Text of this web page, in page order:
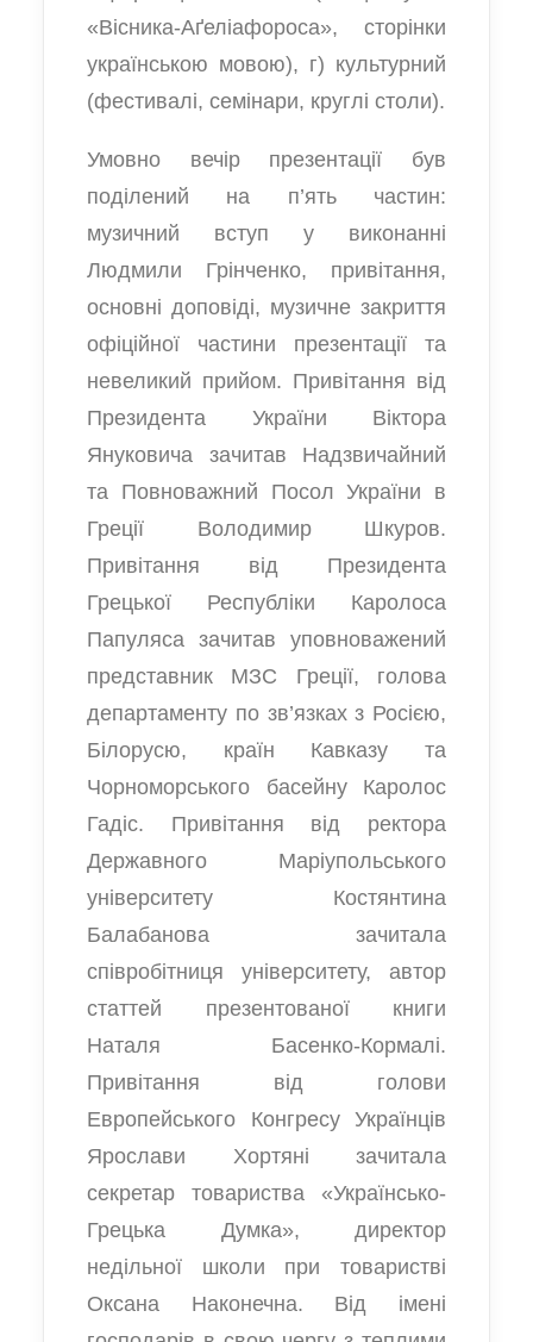
«Вісника-Аґеліафороса», сторінки
українською мовою), г) культурний
(фестивалі, семінари, круглі столи).
Умовно вечір презентації був
поділений на п’ять частин:
музичний вступ у виконанні
Людмили Грінченко, привітання,
основні доповіді, музичне закриття
офіційної частини презентації та
невеликий прийом. Привітання від
Президента України Віктора
Януковича зачитав Надзвичайний
та Повноважний Посол України в
Греції Володимир Шкуров.
Привітання від Президента
Грецької Республіки Каролоса
Папуляса зачитав уповноважений
представник МЗС Греції, голова
департаменту по зв’язках з Росією,
Білорусю, країн Кавказу та
Чорноморського басейну Каролос
Гадіс. Привітання від ректора
Державного Маріупольського
університету Костянтина
Балабанова зачитала
співробітниця університету, автор
статтей презентованої книги
Наталя Басенко-Кормалі.
Привітання від голови
Европейського Конгресу Українців
Ярослави Хортяні зачитала
секретар товариства «Українсько-
Грецька Думка», директор
недільної школи при товаристві
Оксана Наконечна. Від імені